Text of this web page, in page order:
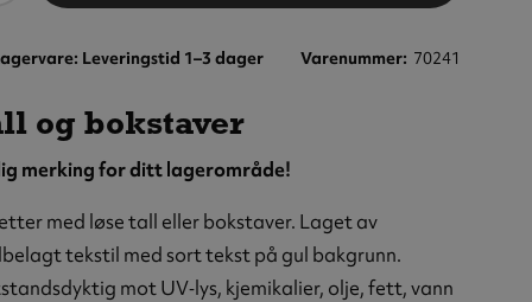
Leveringstid 1–3 dager Varenummer 70241
og bokstaver
merking for ditt lagerområde!
med løse tall eller bokstaver. Laget av
tekstil med sort tekst på gul bakgrunn.
mot UV‑lys, kjemikalier, olje, fett, vann